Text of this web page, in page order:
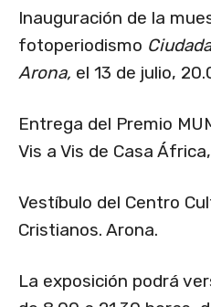
Inauguración de la
fotoperiodismo
Arona, el 13 de julio,
Entrega del Premio
Vis a Vis de Casa
Vestíbulo del Centro
Cristianos. Arona.
La exposición podrá